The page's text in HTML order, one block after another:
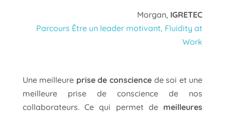
Morgan, IGRETEC
Parcours Être un leader motivant, Fluidity at
Work
Une meilleure prise de conscience de soi et une
meilleure prise de conscience de nos
collaborateurs. Ce qui permet de meilleures